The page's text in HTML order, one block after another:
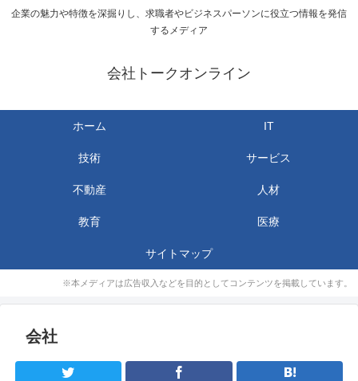
企業の魅力や特徴を深掘りし、求職者やビジネスパーソンに役立つ情報を発信
するメディア
会社トークオンライン
ホーム IT
技術 サービス
不動産 人材
教育 医療
サイトマップ
※本メディアは広告収入などを目的としてコンテンツを掲載しています。
会社